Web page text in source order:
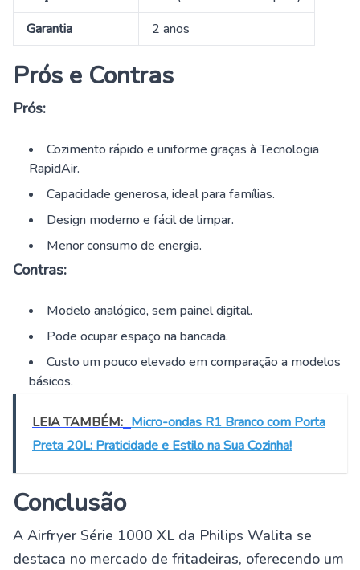
Garantia
2 anos
Prós e Contras
Prós:
Cozimento rápido e uniforme graças à Tecnologia
RapidAir.
Capacidade generosa, ideal para famílias.
Design moderno e fácil de limpar.
Menor consumo de energia.
Contras:
Modelo analógico, sem painel digital.
Pode ocupar espaço na bancada.
Custo um pouco elevado em comparação a modelos
básicos.
LEIA TAMBÉM: Micro-ondas R1 Branco com Porta
Preta 20L: Praticidade e Estilo na Sua Cozinha!
Conclusão
A Airfryer Série 1000 XL da Philips Walita se
destaca no mercado de fritadeiras, oferecendo um